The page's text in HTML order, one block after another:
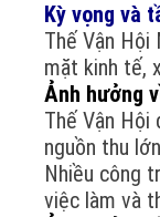
Kỳ vọng và
Thế Vận
mặt kinh tế,
Ảnh hưởng
Thế Vận
nguồn thu
Nhiều công
việc làm và